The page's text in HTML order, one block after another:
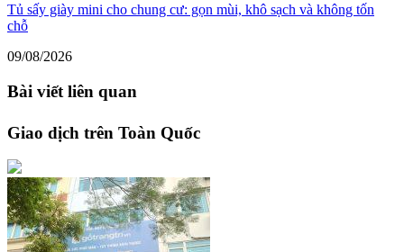
Tủ sấy giày mini cho chung cư: gọn mùi, khô sạch và không tốn
chỗ
09/08/2026
Bài viết liên quan
Giao dịch trên Toàn Quốc